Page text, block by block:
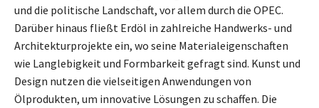
und die politische Landschaft, vor allem durch die OPEC.
Darüber hinaus fließt Erdöl in zahlreiche Handwerks- und
Architekturprojekte ein, wo seine Materialeigenschaften
wie Langlebigkeit und Formbarkeit gefragt sind. Kunst und
Design nutzen die vielseitigen Anwendungen von
Ölprodukten, um innovative Lösungen zu schaffen. Die